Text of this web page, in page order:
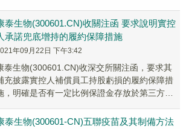
泰生物(300601.CN)收關注函 要求說明實控
承諾兜底增持的履約保障措施
年09月22日 下午3:42
泰生物(300601.CN)收深交所關注函，要求其
充披露實控人補償員工持股虧損的履約保障措
，明確是否有一定比例保證金存放於第三方或
...
泰生物(300601-CN)五聯疫苗及其制備方法